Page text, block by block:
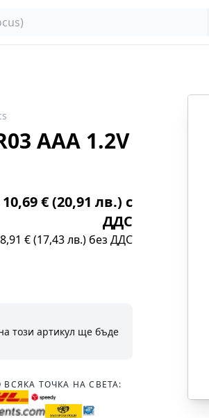
AAA 1.2V
€ (20,91 лв.) с
ДДС
8,91 € (17,43 лв.) без ДДС
този артикул ще бъде
ВСЯКА ТОЧКА НА СВЕТА: